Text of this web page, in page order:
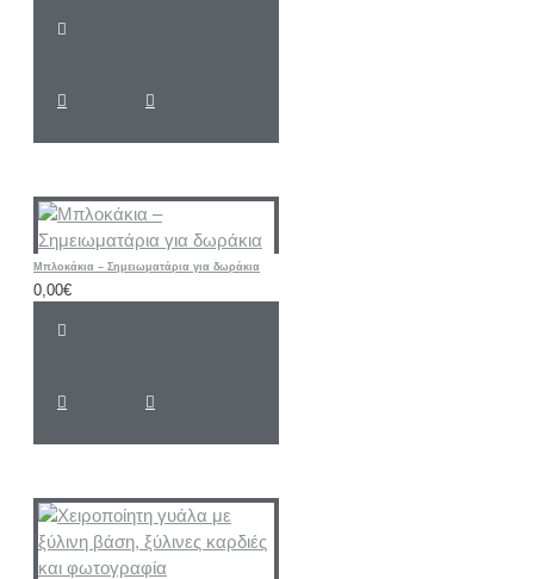
Μπλοκάκια – Σημειωματάρια για δωράκια
0,00€